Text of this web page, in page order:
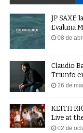
JP SAXE
Evaluna
08 de
Claudio
Triunfo
26 de
KEITH
Live at
02 de